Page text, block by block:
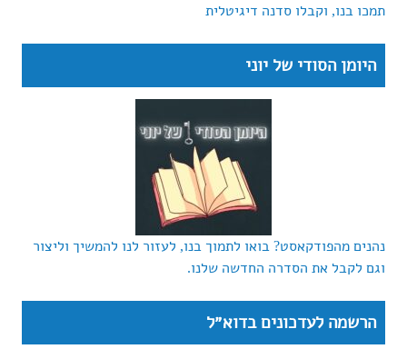
תמכו בנו, וקבלו סדנה דיגיטלית
היומן הסודי של יוני
נהנים מהפודקאסט? בואו לתמוך בנו, לעזור לנו להמשיך וליצור
וגם לקבל את הסדרה החדשה שלנו.
הרשמה לעדכונים בדוא״ל